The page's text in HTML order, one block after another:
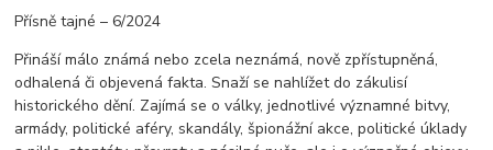
Přísně tajné – 6/2024
Přináší málo známá nebo zcela neznámá, nově zpřístupněná,
odhalená či objevená fakta. Snaží se nahlížet do zákulisí
historického dění. Zajímá se o války, jednotlivé významné bitvy,
armády, politické aféry, skandály, špionážní akce, politické úklady